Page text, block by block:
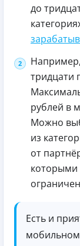
до
тридцати
рублей в
Можно
из
от
которыми
Есть и